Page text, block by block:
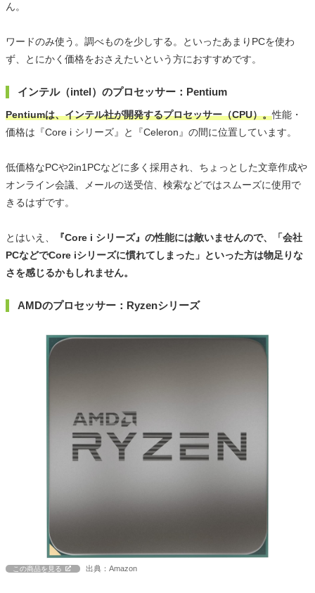
ん。
ワードのみ使う。調べものを少しする。といったあまりPCを使わ
ず、とにかく価格をおさえたいという方におすすめです。
インテル（intel）のプロセッサー：Pentium
Pentiumは、インテル社が開発するプロセッサー（CPU）。性能・
価格は『Core i シリーズ』と『Celeron』の間に位置しています。
低価格なPCや2in1PCなどに多く採用され、ちょっとした文章作成や
オンライン会議、メールの送受信、検索などではスムーズに使用で
きるはずです。
とはいえ、
『Core i シリーズ』の性能には敵いませんので、「会社
PCなどでCore iシリーズに慣れてしまった」といった方は物足りな
さを感じるかもしれません。
AMDのプロセッサー：Ryzenシリーズ
この商品を見る 出典：Amazon